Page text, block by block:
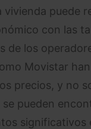
vivienda puede
con las
de los
Movistar
precios, y no
se pueden
significativos